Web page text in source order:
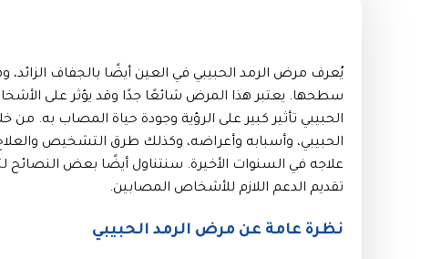
يُعرف مرض الرمد الحبيبي في العين أيضًا بالجفاف
سطحها. يعتبر هذا المرض شائعًا جدًا وقد يؤثر على
الحبيبي تأثير كبير على الرؤية وجودة حياة المصاب به.
الحبيبي، وأسبابه وأعراضه، وكذلك طرق التشخيص
علاجه في السنوات الأخيرة. سنتناول أيضًا بعض
تقديم الدعم اللازم للأشخاص المصابين.
نظرة عامة عن مرض الرمد الحبيبي